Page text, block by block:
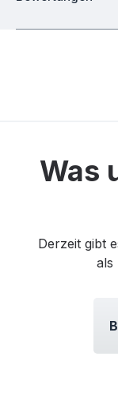
Was
Derzeit gibt
als